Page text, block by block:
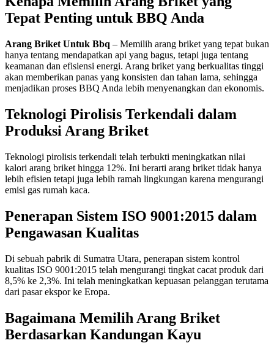
Tepat Penting untuk BBQ Anda
Arang Briket Untuk Bbq – Memilih arang briket yang tepat bukan
hanya tentang mendapatkan api yang bagus, tetapi juga tentang
keamanan dan efisiensi energi. Arang briket yang berkualitas tinggi
akan memberikan panas yang konsisten dan tahan lama, sehingga
menjadikan proses BBQ Anda lebih menyenangkan dan ekonomis.
Teknologi Pirolisis Terkendali dalam
Produksi Arang Briket
Teknologi pirolisis terkendali telah terbukti meningkatkan nilai
kalori arang briket hingga 12%. Ini berarti arang briket tidak hanya
lebih efisien tetapi juga lebih ramah lingkungan karena mengurangi
emisi gas rumah kaca.
Penerapan Sistem ISO 9001:2015 dalam
Pengawasan Kualitas
Di sebuah pabrik di Sumatra Utara, penerapan sistem kontrol
kualitas ISO 9001:2015 telah mengurangi tingkat cacat produk dari
8,5% ke 2,3%. Ini telah meningkatkan kepuasan pelanggan terutama
dari pasar ekspor ke Eropa.
Bagaimana Memilih Arang Briket
Berdasarkan Kandungan Kayu